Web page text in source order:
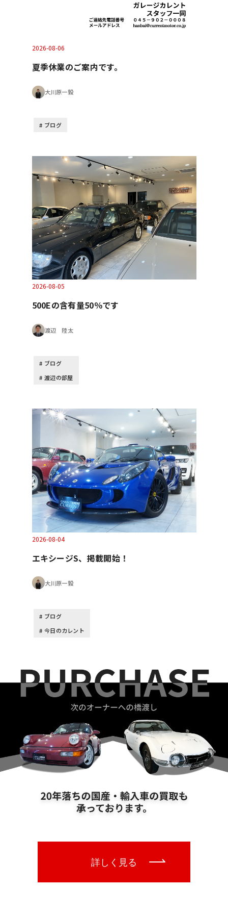
2026-08-06
夏季休業のご案内です。
大川原一毅
ブログ
2026-08-05
500Eの含有量50％です
渡辺 陸太
ブログ
渡辺の部屋
2026-08-04
エキシージS、掲載開始！
大川原一毅
ブログ
今日のカレント